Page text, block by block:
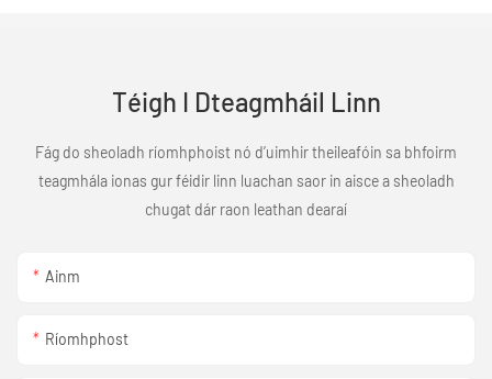
Téigh I Dteagmháil Linn
Fág do sheoladh ríomhphoist nó d’uimhir theileafóin sa bhfoirm
teagmhála ionas gur féidir linn luachan saor in aisce a sheoladh
chugat dár raon leathan dearaí
Ainm
Ríomhphost